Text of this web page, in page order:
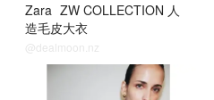
Zara ZW COLLECTION 人
造毛皮大衣
@dealmoon.nz